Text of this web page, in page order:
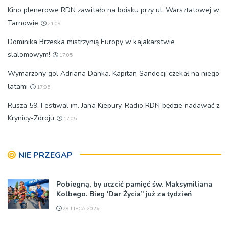
Kino plenerowe RDN zawitało na boisku przy ul. Warsztatowej w
Tarnowie
21:09
Dominika Brzeska mistrzynią Europy w kajakarstwie
slalomowym!
17:05
Wymarzony gol Adriana Danka. Kapitan Sandecji czekał na niego
latami
17:05
Rusza 59. Festiwal im. Jana Kiepury. Radio RDN będzie nadawać z
Krynicy-Zdroju
17:05
NIE PRZEGAP
Pobiegną, by uczcić pamięć św. Maksymiliana
Kolbego. Bieg 'Dar Życia” już za tydzień
29 LIPCA 2026